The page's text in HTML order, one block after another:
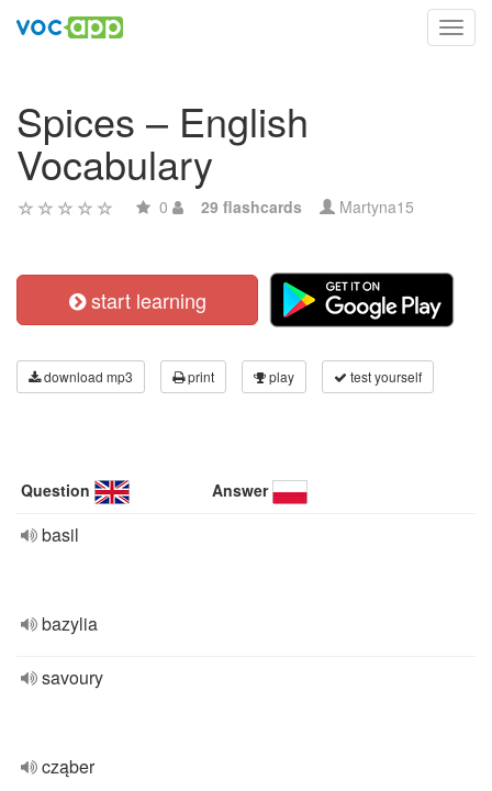
Spices – English
Vocabulary
0 29 flashcards Martyna15
start learning
download mp3 print play test yourself
Question Answer
basil
bazylia
savoury
cząber